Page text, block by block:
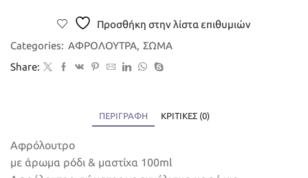
Αφρόλουτρο
&
100m
Προσθήκη στην λίστα επιθυμιών
Categories: ΑΦΡΟΛΟΥΤΡΑ, ΣΩΜΑ
Share:
ΠΕΡΙΓΡΑΦΉ ΚΡΙΤΙΚΈΣ (0)
Αφρόλουτρο
με άρωμα ρόδι & μαστίχα 100ml